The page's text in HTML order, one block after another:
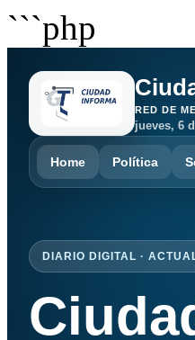
```php
RED DE
jueves, 6
Home Política
DIARIO DIGITAL ·